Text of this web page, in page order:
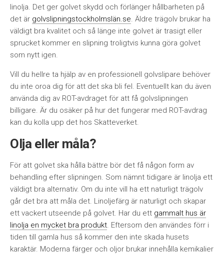
linolja. Det ger golvet skydd och förlänger hållbarheten på
det är golvslipningstockholmslän.se. Äldre trägolv brukar ha
väldigt bra kvalitet och så länge inte golvet är trasigt eller
sprucket kommer en slipning troligtvis kunna göra golvet
som nytt igen.
Vill du hellre ta hjälp av en professionell golvslipare behöver
du inte oroa dig för att det ska bli fel. Eventuellt kan du även
använda dig av ROT-avdraget för att få golvslipningen
billigare. Är du osäker på hur det fungerar med ROT-avdrag
kan du kolla upp det hos Skatteverket.
Olja eller måla?
För att golvet ska hålla bättre bör det få någon form av
behandling efter slipningen. Som nämnt tidigare är linolja ett
väldigt bra alternativ. Om du inte vill ha ett naturligt trägolv
går det bra att måla det. Linoljefärg är naturligt och skapar
ett vackert utseende på golvet. Har du ett gammalt hus är
linolja en mycket bra produkt. Eftersom den användes förr i
tiden till gamla hus så kommer den inte skada husets
karaktär. Moderna färger och oljor brukar innehålla kemikalier